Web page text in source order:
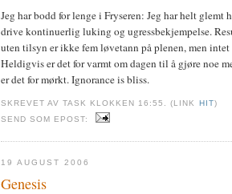
Jeg har bodd for lenge i Fryseren: Jeg har helt glemt
drive kontinuerlig luking og ugressbekjempelse.
uten tilsyn er ikke fem løvetann på plenen, men
Heldigvis er det for varmt om dagen til å gjøre noe
er det for mørkt. Ignorance is bliss.
SKREVET AV TASK KLOKKEN 16:55. (LINK HIT)
SEND SOM EPOST:
19 AUGUST 2006
Genesis